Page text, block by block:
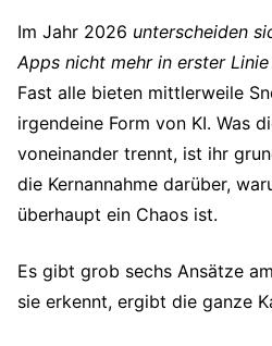
Im Jahr 2026 unterscheiden
Apps nicht mehr in erster
Fast alle bieten mittlerweile
irgendeine Form von KI. Was
voneinander trennt, ist ihr
die Kernannahme darüber,
überhaupt ein Chaos ist.
Es gibt grob sechs Ansätze
sie erkennt, ergibt die ganze